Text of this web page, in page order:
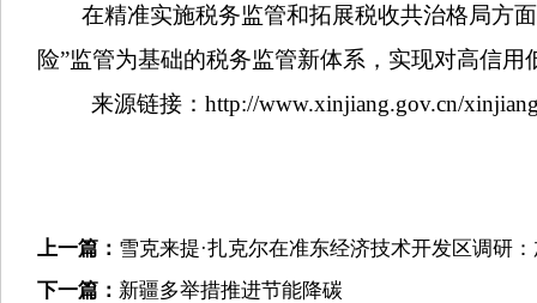
在精准实施税务监管和拓展税收共治格局方
险”监管为基础的税务监管新体系，实现对高信
来源链接：http://www.xinjiang.gov.cn/xinjiang/
上一篇： 雪克来提·扎克尔在准东经济技术开发区调研
下一篇： 新疆多举措推进节能降碳